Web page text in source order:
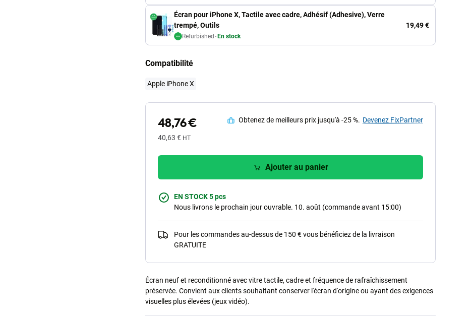
Écran pour iPhone X, Tactile avec cadre, Adhésif (Adhesive), Verre
trempé, Outils
Refurbished En stock
19,49 €
Compatibilité
Apple iPhone X
48,76 €
40,63 € HT
Obtenez de meilleurs prix jusqu'à -25 %. Devenez FixPartner
Ajouter au panier
EN STOCK 5 pcs
Nous livrons le prochain jour ouvrable. 10. août (commande avant 15:00)
Pour les commandes au-dessus de 150 € vous bénéficiez de la livraison
GRATUITE
Écran neuf et reconditionné avec vitre tactile, cadre et fréquence de rafraîchissement
préservée. Convient aux clients souhaitant conserver l'écran d'origine ou ayant des exigences
visuelles plus élevées (jeux vidéo).